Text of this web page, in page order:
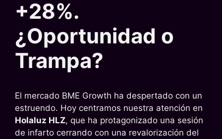
+28%.
¿Oportunidad o
Trampa?
El mercado BME Growth ha despertado con un
estruendo. Hoy centramos nuestra atención en
Holaluz HLZ, que ha protagonizado una sesión
de infarto cerrando con una revalorización del